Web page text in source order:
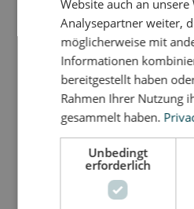
Stone unter ein beliebiges
schon wird aus dem
aus dem Brett eine noch
Herausforderung. Nur deine
Grenzen.
Wenn deine Füße nach
Stones perfekt für eine
einfach in die Küche,
genieße den weichen Druck
Website auch an
Analysepartner weiter,
möglicherweise mit
Informationen
bereitgestellt haben
Rahmen Ihrer Nutzung
gesammelt haben.
Unbedingt
erforderlich